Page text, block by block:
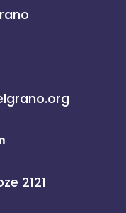
2121